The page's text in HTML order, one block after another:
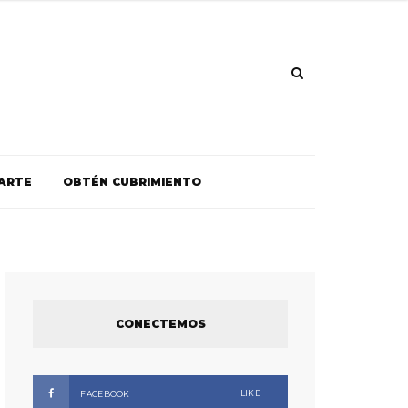
OBTÉN CUBRIMIENTO
CONECTEMOS
FACEBOOK LIKE